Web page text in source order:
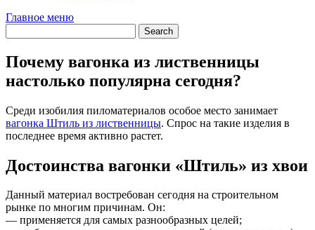
Главное меню
Почему вагонка из лиственницы
настолько популярна сегодня?
Среди изобилия пиломатериалов особое место занимает
вагонка Штиль из лиственницы. Спрос на такие изделия в
последнее время активно растет.
Достоинства вагонки «Штиль» из хвои
Данный материал востребован сегодня на строительном
рынке по многим причинам. Он:
— применяется для самых разнообразных целей;